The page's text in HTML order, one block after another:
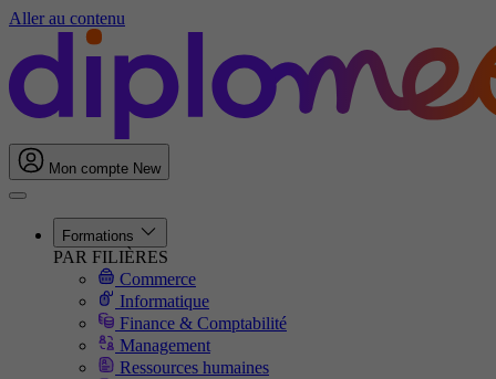
Aller au contenu
Mon compte New
Formations
PAR FILIÈRES
Commerce
Informatique
Finance & Comptabilité
Management
Ressources humaines